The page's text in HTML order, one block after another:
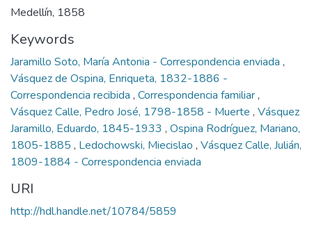
Medellín, 1858
Keywords
Jaramillo Soto, María Antonia - Correspondencia enviada ,
Vásquez de Ospina, Enriqueta, 1832-1886 -
Correspondencia recibida , Correspondencia familiar,
Vásquez Calle, Pedro José, 1798-1858 - Muerte , Vásquez
Jaramillo, Eduardo, 1845-1933 , Ospina Rodríguez, Mariano,
1805-1885 , Ledochowski, Miecislao , Vásquez Calle, Julián,
1809-1884 - Correspondencia enviada
URI
http://hdl.handle.net/10784/5859